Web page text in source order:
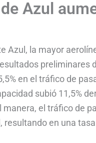
Azul
Azul, la mayor
preliminares
en el tráfico de
subió 11,5%
el tráfico de
resultando en una